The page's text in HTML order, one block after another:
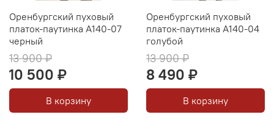
Оренбургский пуховый
платок-паутинка А140-07
черный
13 900 ₽
10 500 ₽
В корзину
Оренбургский пуховый
платок-паутинка А140-04
голубой
13 900 ₽
8 490 ₽
В корзину